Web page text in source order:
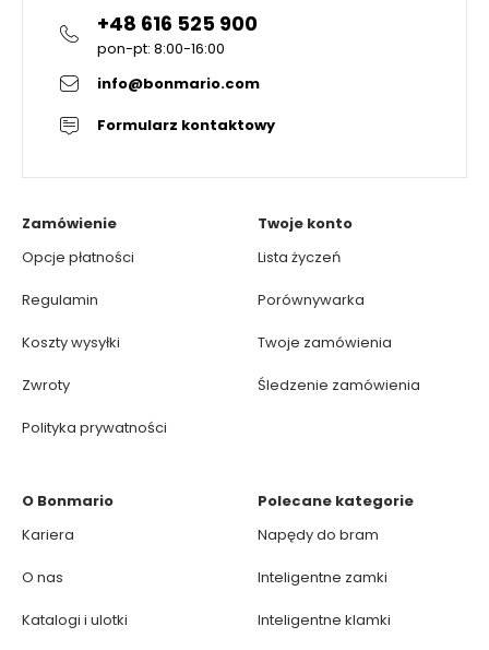
+48 616 525 900
pon-pt: 8:00-16:00
info@bonmario.com
Formularz kontaktowy
Zamówienie
Opcje płatności
Regulamin
Koszty wysyłki
Zwroty
Polityka prywatności
Twoje konto
Lista życzeń
Porównywarka
Twoje zamówienia
Śledzenie zamówienia
O Bonmario
Kariera
O nas
Katalogi i ulotki
Polecane kategorie
Napędy do bram
Inteligentne zamki
Inteligentne klamki